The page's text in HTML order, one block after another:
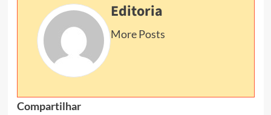
Editoria
More Posts
Compartilhar